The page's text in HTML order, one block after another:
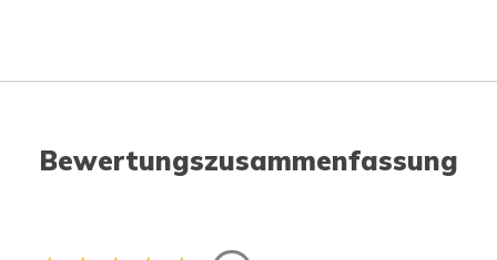
Bewertungszusammenfassung